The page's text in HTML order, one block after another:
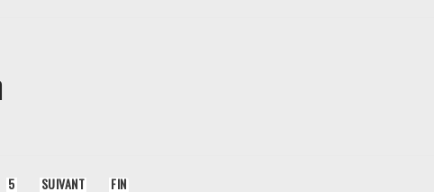
5 SUIVANT FIN